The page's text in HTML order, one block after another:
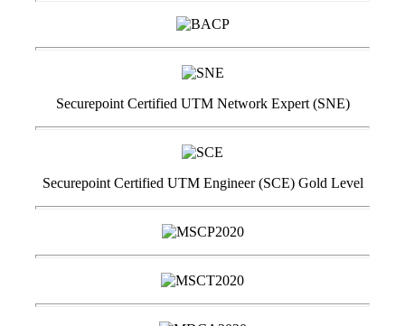
Securepoint Certified UTM Network Expert (SNE)
Securepoint Certified UTM Engineer (SCE) Gold Level